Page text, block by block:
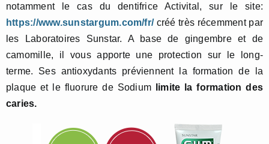
notamment le cas du dentifrice Activital, sur le site:
https://www.sunstargum.com/fr/créé très récemment par
les Laboratoires Sunstar. A base de gingembre et de
camomille, il vous apporte une protection sur le long-
terme. Ses antioxydants préviennent la formation de la
plaque et le fluorure de Sodium
limite la formation des
caries.